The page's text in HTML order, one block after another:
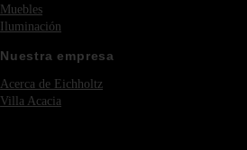
Muebles
Iluminación
Nuestra empresa
Acerca de Eichholtz
Villa Acacia